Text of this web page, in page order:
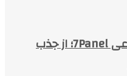
خدمات شبکه‌های اجتماعی 7Panel؛ از جذب